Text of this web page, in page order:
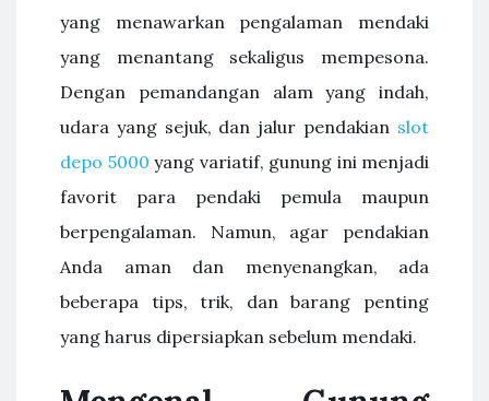
yang menawarkan pengalaman mendaki
yang menantang sekaligus mempesona.
Dengan pemandangan alam yang indah,
udara yang sejuk, dan jalur pendakian slot
depo 5000 yang variatif, gunung ini menjadi
favorit para pendaki pemula maupun
berpengalaman. Namun, agar pendakian
Anda aman dan menyenangkan, ada
beberapa tips, trik, dan barang penting
yang harus dipersiapkan sebelum mendaki.